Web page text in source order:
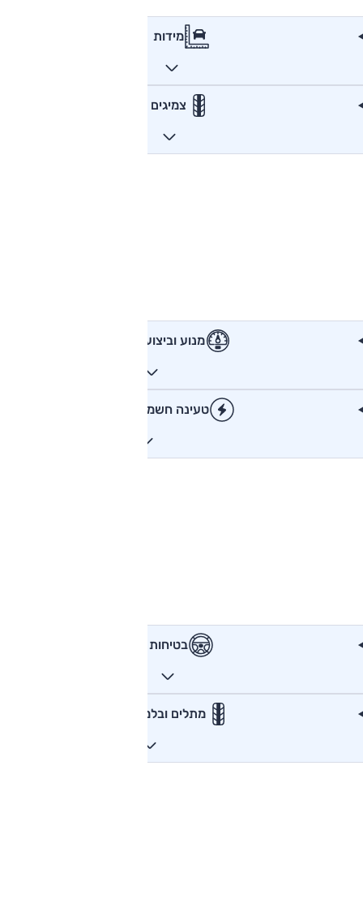
מידות
צמיגים
מנוע וביצועים
טעינה חשמלית
בטיחות
מתלים ובלמים